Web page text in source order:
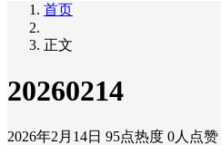
首页
正文
20260214
2026年2月14日 95点热度 0人点赞